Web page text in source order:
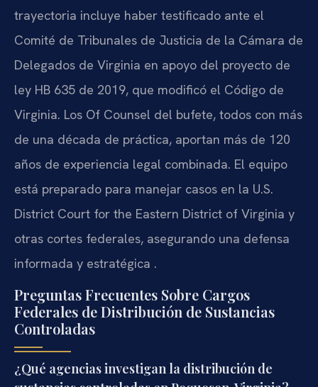
trayectoria incluye haber testificado ante el
Comité de Tribunales de Justicia de la Cámara de
Delegados de Virginia en apoyo del proyecto de
ley HB 635 de 2019, que modificó el Código de
Virginia. Los Of Counsel del bufete, todos con más
de una década de práctica, aportan más de 120
años de experiencia legal combinada. El equipo
está preparado para manejar casos en la U.S.
District Court for the Eastern District of Virginia y
otras cortes federales, asegurando una defensa
informada y estratégica .
Preguntas Frecuentes Sobre Cargos
Federales de Distribución de Sustancias
Controladas
¿Qué agencias investigan la distribución de